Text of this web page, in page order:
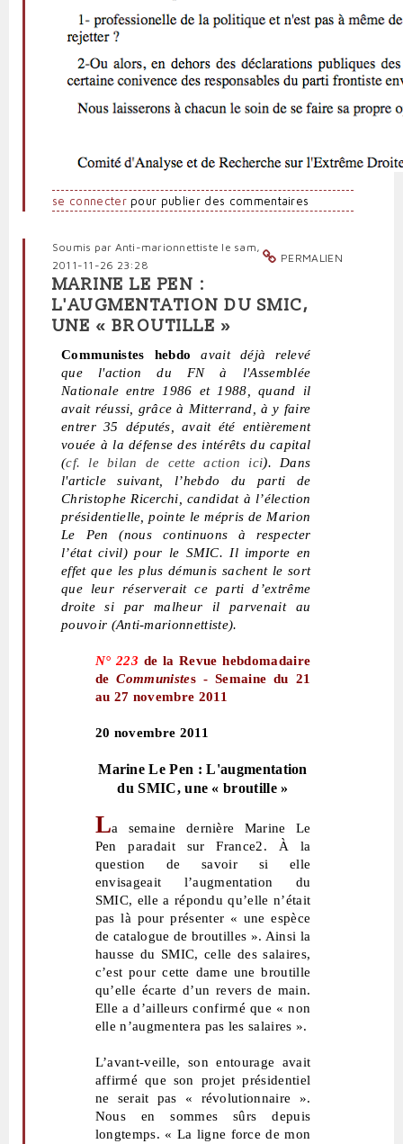
se connecterpour publier des commentaires
PERMALIEN
Soumis par Anti-marionnettiste le sam,
2011-11-26 23:28
MARINE LE PEN :
L'AUGMENTATION DU SMIC,
UNE « BROUTILLE »
Communistes hebdo
avait déjà relevé
que l'action du FN à l'Assemblée
Nationale entre 1986 et 1988, quand il
avait réussi, grâce à Mitterrand, à y faire
entrer 35 députés, avait été entièrement
vouée à la défense des intérêts du capital
(cf. le bilan de cette action ici). Dans
l'article suivant, l’hebdo du parti de
Christophe Ricerchi, candidat à l’élection
présidentielle, pointe le mépris de Marion
Le Pen (nous continuons à respecter
l’état civil) pour le SMIC. Il importe en
effet que les plus démunis sachent le sort
que leur réserverait ce parti d’extrême
droite si par malheur il parvenait au
pouvoir (Anti-marionnettiste).
N° 223 de la Revue hebdomadaire
deCommunistes - Semaine du 21
au 27 novembre 2011
20 novembre 2011
Marine Le Pen : L'augmentation
du SMIC, une « broutille »
La semaine dernière Marine Le
Pen paradait sur France2. À la
question de savoir si elle
envisageait l’augmentation du
SMIC, elle a répondu qu’elle n’était
pas là pour présenter « une espèce
de catalogue de broutilles ». Ainsi la
hausse du SMIC, celle des salaires,
c’est pour cette dame une broutille
qu’elle écarte d’un revers de main.
Elle a d’ailleurs confirmé que « non
elle n’augmentera pas les salaires ».
L’avant-veille, son entourage avait
affirmé que son projet présidentiel
ne serait pas « révolutionnaire ».
Nous en sommes sûrs depuis
longtemps. « La ligne force de mon